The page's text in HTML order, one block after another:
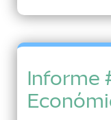
Informe